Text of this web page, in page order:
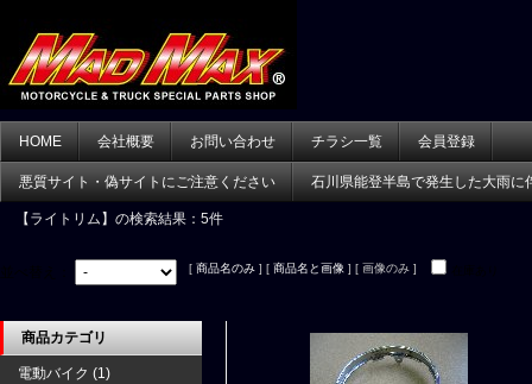
HOME 会社概要 お問い合わせ チラシ一覧 会員登録
悪質サイト・偽サイトにご注意ください 石川県能登半島で発生した大雨に
【ライトリム】 の検索結果：5件
[ 商品名のみ ] [ 商品名と画像 ] [ 画像のみ ]
商品カテゴリ
電動バイク (1)